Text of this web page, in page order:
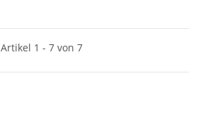
Artikel 1 - 7 von 7